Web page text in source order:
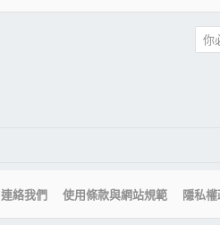
你
連絡我們 使用條款與網站規範 隱私